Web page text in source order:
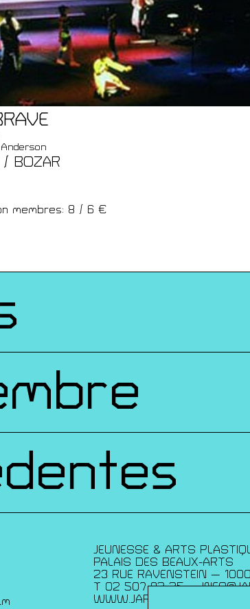
BOZAR
membres: 8 / 6 €
JEUNESSE & ARTS
PALAIS DES BEAUX-ARTS
23 RUE RAVENSTEIN —
T 02 507 82 25 —
WWW.JAP.BE